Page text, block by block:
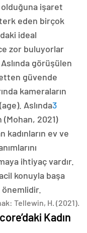
işaret
terk eden birçok
ideal
zor buluyorlar
görüşülen
güvende
kameraların
Aslında3
2021)
kadınların ev ve
ihtiyaç vardır.
konuyla başa
önemlidir.
Tellewin, H. (2021).
Kadın